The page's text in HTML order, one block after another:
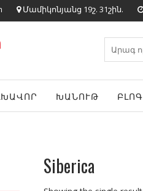
Մամիկոնյանց 19շ. 31շին.
Search
ԽԱՆՈՒԹ ԲԼՈԳ
Siberica